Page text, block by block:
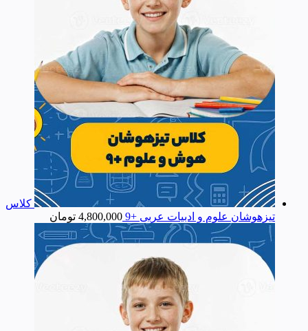
کلاس
تیزهوشان علوم و ادبیات عربی +9
4,800,000 تومان